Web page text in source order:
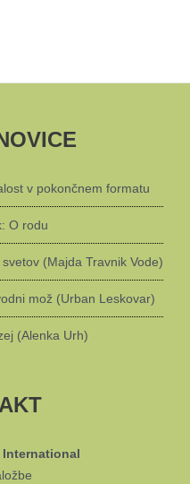
v pokončnem formatu
O rodu
(Majda Travnik Vode)
mož (Urban Leskovar)
(Alenka Urh)
International